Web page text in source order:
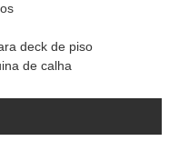
deck de piso
de calha